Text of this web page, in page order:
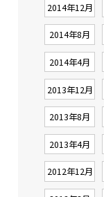
2014年12月
2014年8月
2014年4月
2013年12月
2013年8月
2013年4月
2012年12月